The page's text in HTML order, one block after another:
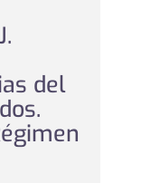
del